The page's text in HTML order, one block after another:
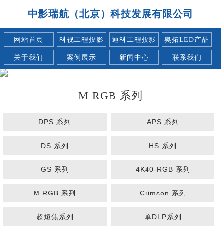
中影瑞航（北京）科技发展有限公司
网站首页 科视工程投影 迪科工程投影 奥拓LED产品
关于我们 案例展示 新闻中心 联系我们
M RGB 系列
DPS 系列 APS 系列
DS 系列 HS 系列
GS 系列 4K40-RGB 系列
M RGB 系列 Crimson 系列
超短焦系列 单DLP系列